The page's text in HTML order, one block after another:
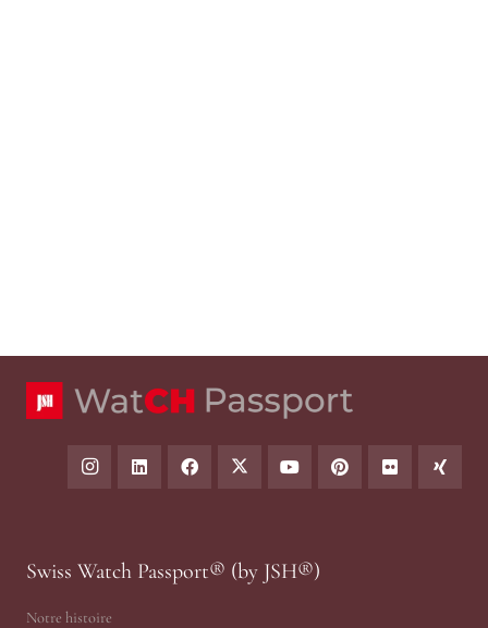
Swiss Watch Passport® (by JSH®)
Notre histoire